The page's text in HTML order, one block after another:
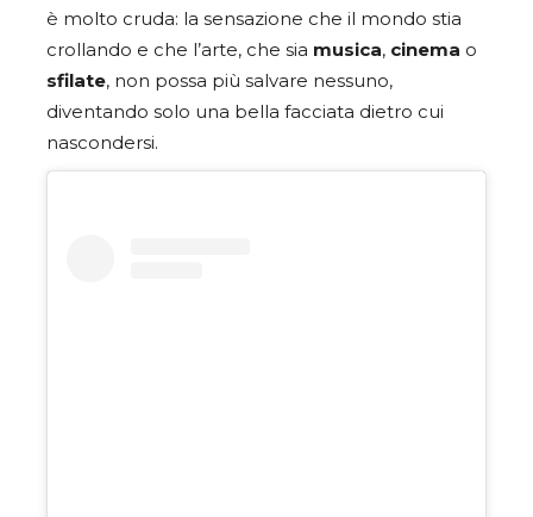
è molto cruda: la sensazione che il mondo stia
crollando e che l’arte, che sia musica, cinema o
sfilate, non possa più salvare nessuno,
diventando solo una bella facciata dietro cui
nascondersi.